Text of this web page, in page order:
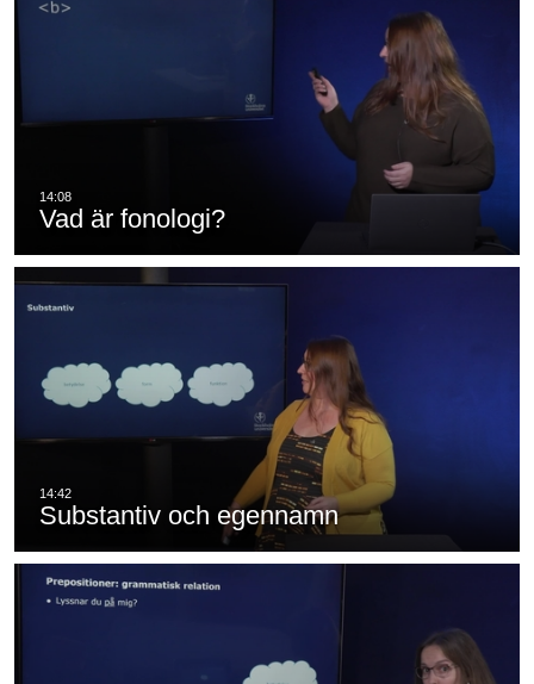
Vad är fonologi?
Substantiv och egennamn